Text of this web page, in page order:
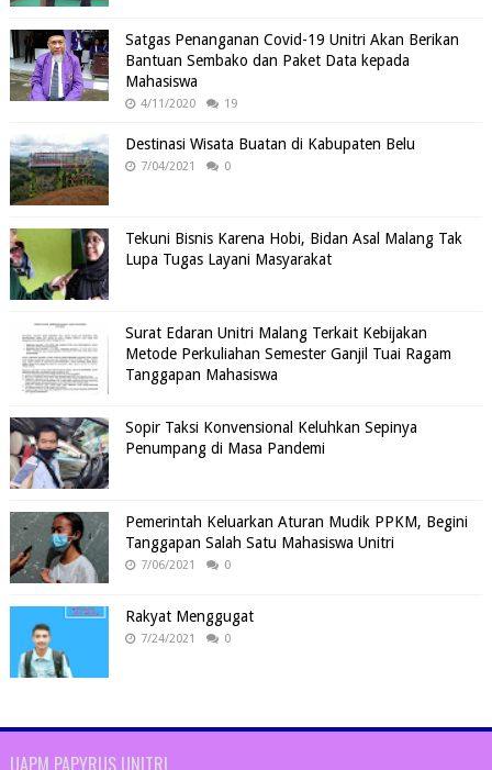
Satgas Penanganan Covid-19 Unitri Akan Berikan
Bantuan Sembako dan Paket Data kepada
Mahasiswa
4/11/2020 19
Destinasi Wisata Buatan di Kabupaten Belu
7/04/2021 0
Tekuni Bisnis Karena Hobi, Bidan Asal Malang Tak
Lupa Tugas Layani Masyarakat
Surat Edaran Unitri Malang Terkait Kebijakan
Metode Perkuliahan Semester Ganjil Tuai Ragam
Tanggapan Mahasiswa
Sopir Taksi Konvensional Keluhkan Sepinya
Penumpang di Masa Pandemi
Pemerintah Keluarkan Aturan Mudik PPKM, Begini
Tanggapan Salah Satu Mahasiswa Unitri
7/06/2021 0
Rakyat Menggugat
7/24/2021 0
UAPM PAPYRUS UNITRI